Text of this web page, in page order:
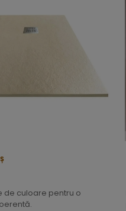
de culoare pentru o